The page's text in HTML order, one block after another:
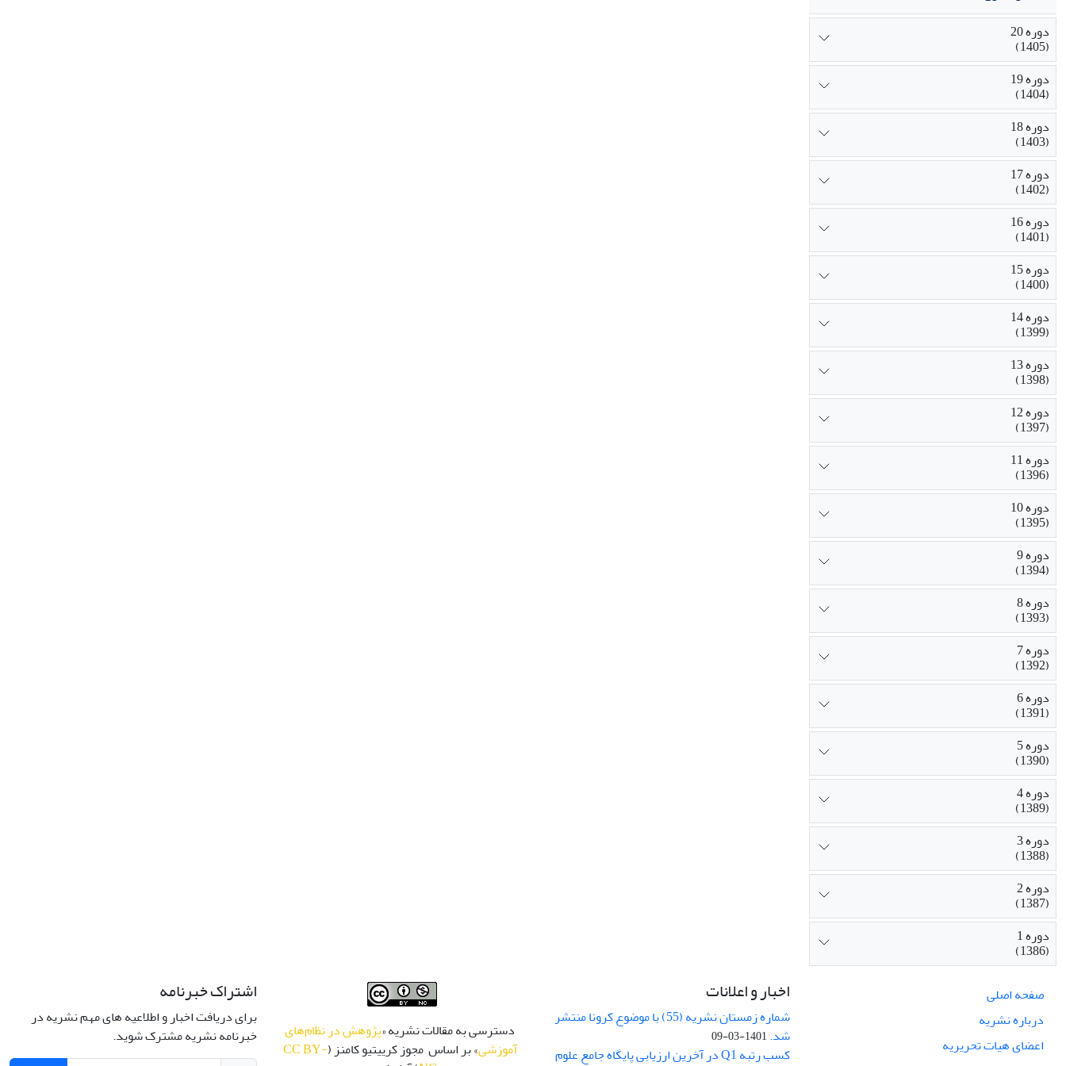
دوره 20
(1405)
دوره 19
(1404)
دوره 18
(1403)
دوره 17
(1402)
دوره 16
(1401)
دوره 15
(1400)
دوره 14
(1399)
دوره 13
(1398)
دوره 12
(1397)
دوره 11
(1396)
دوره 10
(1395)
دوره 9
(1394)
دوره 8
(1393)
دوره 7
(1392)
دوره 6
(1391)
دوره 5
(1390)
دوره 4
(1389)
دوره 3
(1388)
دوره 2
(1387)
دوره 1
(1386)
صفحه اصلی
درباره نشریه
اعضای هیات تحریریه
اخبار و اعلانات
شماره زمستان نشریه (55) با موضوع کرونا منتشر
شد.1401-03-09
کسب رتبه Q1 در آخرین ارزیابی پایگاه جامع علوم
دسترسی به مقالات نشریه «پژوهش در نظام‌های
آموزشی» بر اساس مجوز کرییتیو کامنز (CC BY-
اشتراک خبرنامه
برای دریافت اخبار و اطلاعیه های مهم نشریه در
خبرنامه نشریه مشترک شوید.